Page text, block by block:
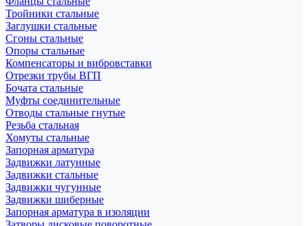
Тройники стальные
Заглушки стальные
Сгоны стальные
Опоры стальные
Компенсаторы и вибровставки
Отрезки трубы ВГП
Бочата стальные
Муфты соединительные
Отводы стальные гнутые
Резьба стальная
Хомуты стальные
Запорная арматура
Задвижки латунные
Задвижки стальные
Задвижки чугунные
Задвижки шиберные
Запорная арматура в изоляции